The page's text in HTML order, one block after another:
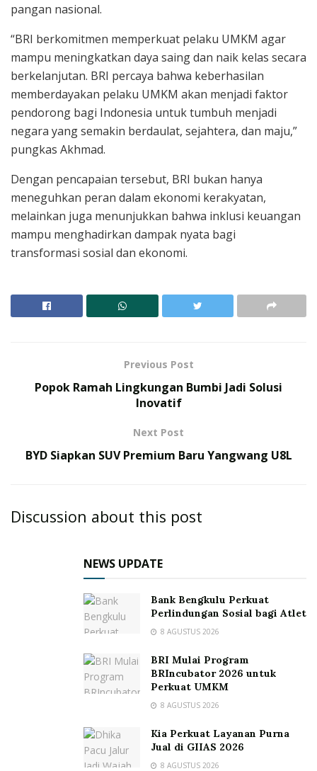
pangan nasional.
“BRI berkomitmen memperkuat pelaku UMKM agar
mampu meningkatkan daya saing dan naik kelas secara
berkelanjutan. BRI percaya bahwa keberhasilan
memberdayakan pelaku UMKM akan menjadi faktor
pendorong bagi Indonesia untuk tumbuh menjadi
negara yang semakin berdaulat, sejahtera, dan maju,”
pungkas Akhmad.
Dengan pencapaian tersebut, BRI bukan hanya
meneguhkan peran dalam ekonomi kerakyatan,
melainkan juga menunjukkan bahwa inklusi keuangan
mampu menghadirkan dampak nyata bagi
transformasi sosial dan ekonomi.
Previous Post
Popok Ramah Lingkungan Bumbi Jadi Solusi
Inovatif
Next Post
BYD Siapkan SUV Premium Baru Yangwang U8L
Discussion about this post
NEWS UPDATE
Bank Bengkulu Perkuat
Perlindungan Sosial bagi Atlet
8 AGUSTUS 2026
BRI Mulai Program
BRIncubator 2026 untuk
Perkuat UMKM
8 AGUSTUS 2026
Kia Perkuat Layanan Purna
Jual di GIIAS 2026
8 AGUSTUS 2026